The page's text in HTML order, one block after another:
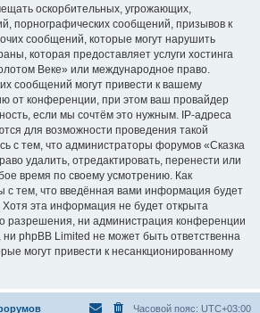
оскорбительных, угрожающих,
порнографических сообщений, призывов к
сообщений, которые могут нарушить
которая предоставляет услуги хостинга
Веке» или международное право.
сообщений могут привести к вашему
от конференции, при этом ваш провайдер
если мы сочтём это нужным. IP-адреса
для возможности проведения такой
с тем, что администраторы форумов «Сказка
удалить, отредактировать, перенести или
время по своему усмотрению. Как
с тем, что введённая вами информация будет
Хотя эта информация не будет открыта
разрешения, ни администрация конференции
phpBB Limited не может быть ответственна
могут привести к несанкционированному
Часовой пояс: UTC+03:00